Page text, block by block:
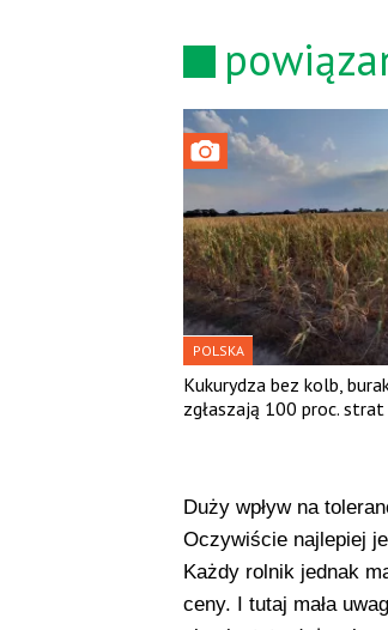
POLSKA
Kukurydza bez kolb,
zgłaszają 100 proc. strat
Duży wpływ na
Oczywiście najlepiej
Każdy rolnik jednak
ceny. I tutaj mała